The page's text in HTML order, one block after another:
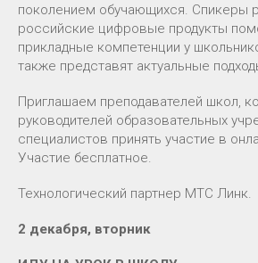
поколением обучающихся. Спикеры
российские цифровые продукты
прикладные компетенции у
также представят актуальные
Приглашаем преподавателей школ,
руководителей образовательных
специалистов принять участие в
Участие бесплатное.
Технологический партнер МТС Линк.
2 декабря, вторник